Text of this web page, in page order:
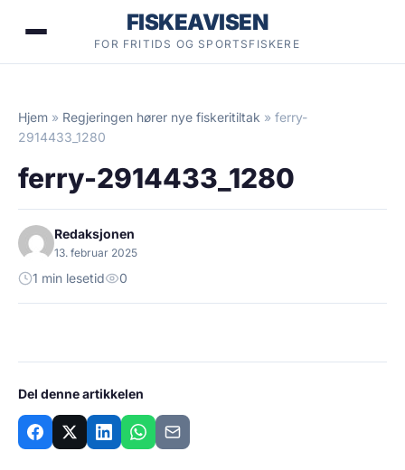
FISKEAVISEN
FOR FRITIDS OG SPORTSFISKERE
Hjem » Regjeringen hører nye fiskeritiltak » ferry-
2914433_1280
ferry-2914433_1280
Redaksjonen
13. februar 2025
1 min lesetid 0
Del denne artikkelen